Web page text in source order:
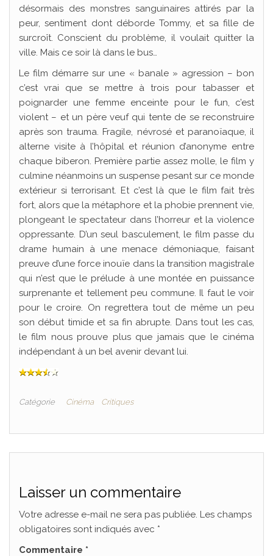
désormais des monstres sanguinaires attirés par la
peur, sentiment dont déborde Tommy, et sa fille de
surcroît. Conscient du problème, il voulait quitter la
ville. Mais ce soir là dans le bus…
Le film démarre sur une « banale » agression – bon
c’est vrai que se mettre à trois pour tabasser et
poignarder une femme enceinte pour le fun, c’est
violent – et un père veuf qui tente de se reconstruire
après son trauma. Fragile, névrosé et paranoïaque, il
alterne visite à l’hôpital et réunion d’anonyme entre
chaque biberon. Première partie assez molle, le film y
culmine néanmoins un suspense pesant sur ce monde
extérieur si terrorisant. Et c’est là que le film fait très
fort, alors que la métaphore et la phobie prennent vie,
plongeant le spectateur dans l’horreur et la violence
oppressante. D’un seul basculement, le film passe du
drame humain à une menace démoniaque, faisant
preuve d’une force inouïe dans la transition magistrale
qui n’est que le prélude à une montée en puissance
surprenante et tellement peu commune. Il faut le voir
pour le croire. On regrettera tout de même un peu
son début timide et sa fin abrupte. Dans tout les cas,
le film nous prouve plus que jamais que le cinéma
indépendant à un bel avenir devant lui.
Catégorie Cinéma Critiques
Laisser un commentaire
Votre adresse e-mail ne sera pas publiée. Les champs
obligatoires sont indiqués avec *
Commentaire *